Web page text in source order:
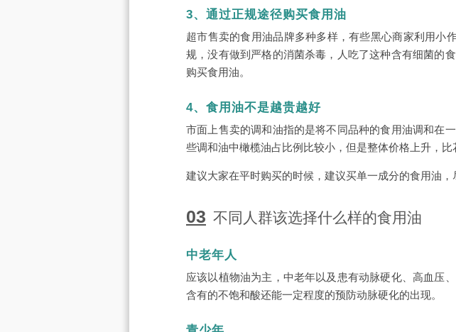
3、通过正规途径购买食用油
超市售卖的食用油品牌多种多样，有些黑心商家利用小
规，没有做到严格的消菌杀毒，人吃了这种含有细菌的
购买食用油。
4、食用油不是越贵越好
市面上售卖的调和油指的是将不同品种的食用油调和在
些调和油中橄榄油占比例比较小，但是整体价格上升，
建议大家在平时购买的时候，建议买单一成分的食用油，
03 不同人群该选择什么样的食用油
中老年人
应该以植物油为主，中老年以及患有动脉硬化、高血压
含有的不饱和酸还能一定程度的预防动脉硬化的出现。